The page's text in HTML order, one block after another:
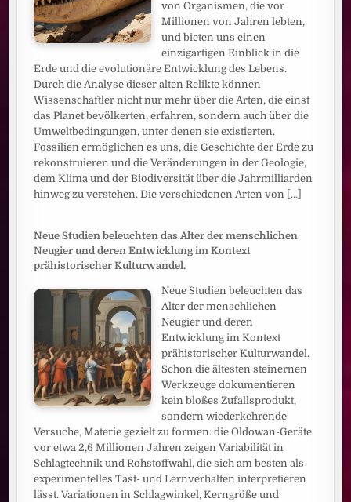
von Organismen, die vor
Millionen von Jahren lebten,
und bieten uns einen
einzigartigen Einblick in die
Erde und die evolutionäre Entwicklung des Lebens.
Durch die Analyse dieser alten Relikte können
Wissenschaftler nicht nur mehr über die Arten, die einst
das Planet bevölkerten, erfahren, sondern auch über die
Umweltbedingungen, unter denen sie existierten.
Fossilien ermöglichen es uns, die Geschichte der Erde zu
rekonstruieren und die Veränderungen in der Geologie,
dem Klima und der Biodiversität über die Jahrmilliarden
hinweg zu verstehen. Die verschiedenen Arten von [...]
Neue Studien beleuchten das Alter der menschlichen
Neugier und deren Entwicklung im Kontext
prähistorischer Kulturwandel.
Neue Studien beleuchten das
Alter der menschlichen
Neugier und deren
Entwicklung im Kontext
prähistorischer Kulturwandel.
Schon die ältesten steinernen
Werkzeuge dokumentieren
kein bloßes Zufallsprodukt,
sondern wiederkehrende
Versuche, Materie gezielt zu formen: die Oldowan-Geräte
vor etwa 2,6 Millionen Jahren zeigen Variabilität in
Schlagtechnik und Rohstoffwahl, die sich am besten als
experimentelles Tast- und Lernverhalten interpretieren
lässt. Variationen in Schlagwinkel, Kerngröße und